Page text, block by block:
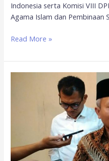
Indonesia serta Komisi VIII
Agama Islam dan Pembinaan
Read More »
Haji
Ditiadakan